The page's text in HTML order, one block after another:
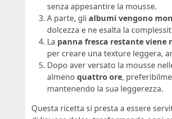
senza appesantire la mousse.
A parte, gli albumi vengono
dolcezza e ne esalta la
La panna fresca restante viene
per creare una texture leggera,
Dopo aver versato la mousse
almeno quattro ore,
mantenendo la sua leggerezza.
Questa ricetta si presta a essere